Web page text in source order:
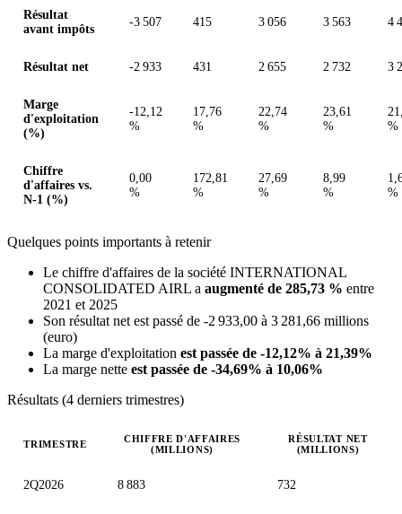
Résultat
avant impôts
-3 507 415 3 056 3 563 4
Résultat net -2 933 431 2 655 2 732 3
Marge
d'exploitation
(%)
-12,12
%
17,76
%
22,74
%
23,61
%
%
Chiffre
d'affaires vs.
N-1 (%)
0,00
%
172,81
%
27,69
%
8,99
%
%
Quelques points importants à retenir
Le chiffre d'affaires de la société INTERNATIONAL
CONSOLIDATED AIRL a augmenté de 285,73 % entre
2021 et 2025
Son résultat net est passé de -2 933,00 à 3 281,66 millions
(euro)
La marge d'exploitation est passée de -12,12% à 21,39%
La marge nette est passée de -34,69% à 10,06%
Résultats (4 derniers trimestres)
TRIMESTRE
CHIFFRE D'AFFAIRES
(MILLIONS)
RÉSULTAT NET
(MILLIONS)
2Q2026 8 883 732